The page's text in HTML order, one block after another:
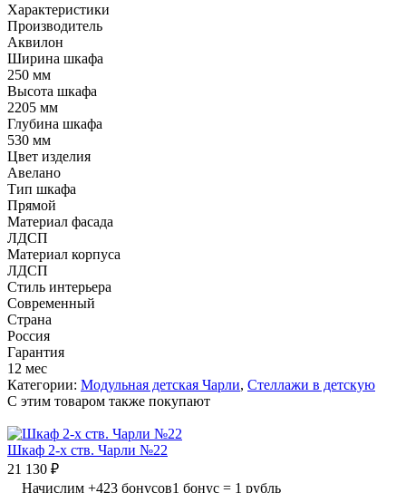
Характеристики
Производитель
Аквилон
Ширина шкафа
250 мм
Высота шкафа
2205 мм
Глубина шкафа
530 мм
Цвет изделия
Авелано
Тип шкафа
Прямой
Материал фасада
ЛДСП
Материал корпуса
ЛДСП
Стиль интерьера
Современный
Страна
Россия
Гарантия
12 мес
Категории: Модульная детская Чарли, Стеллажи в детскую
C этим товаром также покупают
Шкаф 2-х ств. Чарли №22
21 130 ₽
Начислим +423 бонусов1 бонус = 1 рубль